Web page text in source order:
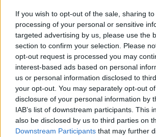
If you wish to opt-out of the sale, sharing
processing of your personal or sensitive
targeted advertising by us, please use the
section to confirm your selection. Please
opt-out request is processed you may
interest-based ads based on personal
us or personal information disclosed to
your opt-out. You may separately opt-out
disclosure of your personal information by
IAB’s list of downstream participants. This
also be disclosed by us to third parties on
Downstream Participants that may further
Fonyódon - az Infostart
A helyi képviselő-testület döntése
és környezetének megújításáról is szóló
az új kilátó terve, mert szakmai aggályok
megfogalmazódtak a költségek mellett -
hirbalaton.hu értesüléseire hivatkozva.
madártávlatból Kilátók és kilátópontok
kapcsolása című nyertes pályázatból...